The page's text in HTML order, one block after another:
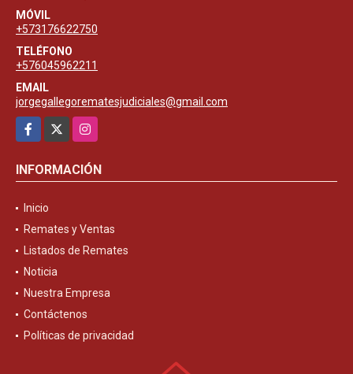
MÓVIL
+573176622750
TELÉFONO
+576045962211
EMAIL
jorgegallegorematesjudiciales@gmail.com
Facebook
Instagram
INFORMACIÓN
Inicio
Remates y Ventas
Listados de Remates
Noticia
Nuestra Empresa
Contáctenos
Políticas de privacidad